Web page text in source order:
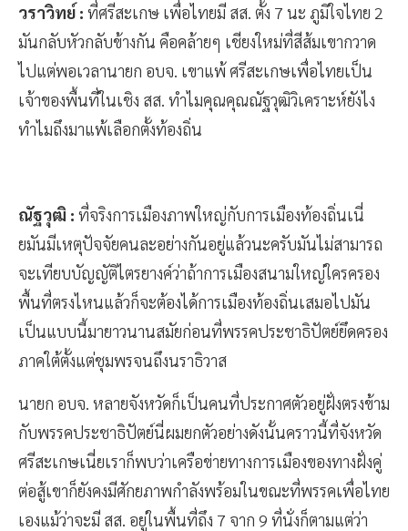
วราวิทย์ : ที่ศรีสะเกษ เพื่อไทยมี สส. ตั้ง 7 นะ ภูมิใจไทย 2
มันกลับหัวกลับข้างกัน คือคล้ายๆ เชียงใหม่ที่สีส้มเขากวาด
ไปแต่พอเวลานายก อบจ. เขาแพ้ ศรีสะเกษเพื่อไทยเป็น
เจ้าของพื้นที่ในเชิง สส. ทำไมคุณคุณณัฐวุฒิวิเคราะห์ยังไง
ทำไมถึงมาแพ้เลือกตั้งท้องถิ่น
ณัฐวุฒิ : ที่จริงการเมืองภาพใหญ่กับการเมืองท้องถิ่นเนี่
ยมันมีเหตุปัจจัยคนละอย่างกันอยู่แล้วนะครับมันไม่สามารถ
จะเทียบบัญญัติไตรยางค์ว่าถ้าการเมืองสนามใหญ่ใครครอง
พื้นที่ตรงไหนแล้วก็จะต้องได้การเมืองท้องถิ่นเสมอไปมัน
เป็นแบบนี้มายาวนานสมัยก่อนที่พรรคประชาธิปัตย์ยึดครอง
ภาคใต้ตั้งแต่ชุมพรจนถึงนราธิวาส
นายก อบจ. หลายจังหวัดก็เป็นคนที่ประกาศตัวอยู่ฝั่งตรงข้าม
กับพรรคประชาธิปัตย์นี่ผมยกตัวอย่างดังนั้นคราวนี้ที่จังหวัด
ศรีสะเกษเนี่ยเราก็พบว่าเครือข่ายทางการเมืองของทางฝั่งคู่
ต่อสู้เขาก็ยังคงมีศักยภาพกำลังพร้อมในขณะที่พรรคเพื่อไทย
เองแม้ว่าจะมี สส. อยู่ในพื้นที่ถึง 7 จาก 9 ที่นั่งก็ตามแต่ว่า